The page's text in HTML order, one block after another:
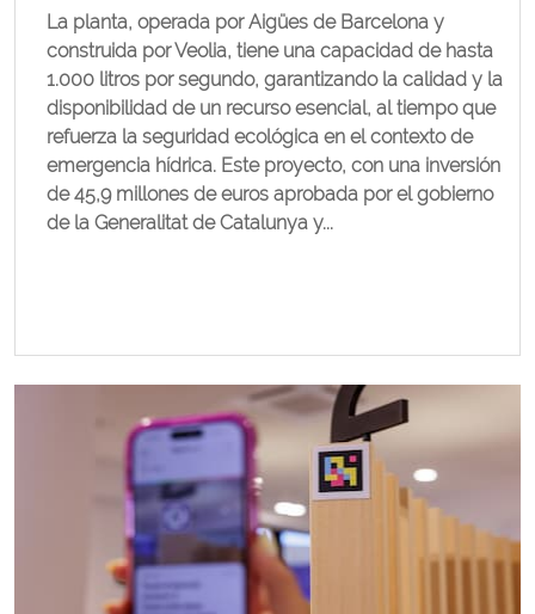
La planta, operada por Aigües de Barcelona y
construida por Veolia, tiene una capacidad de hasta
1.000 litros por segundo, garantizando la calidad y la
disponibilidad de un recurso esencial, al tiempo que
refuerza la seguridad ecológica en el contexto de
emergencia hídrica. Este proyecto, con una inversión
de 45,9 millones de euros aprobada por el gobierno
de la Generalitat de Catalunya y...